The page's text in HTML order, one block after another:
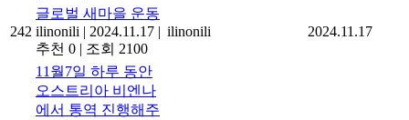
242
글로벌 새마을 운동
ilinonili | 2024.11.17 |
추천 0 | 조회 2100
ilinonili 2024.11.17
11월7일 하루 동안
오스트리아 비엔나
에서 통역 진행해주